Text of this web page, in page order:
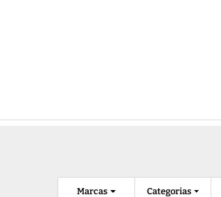
Categorias
Marcas